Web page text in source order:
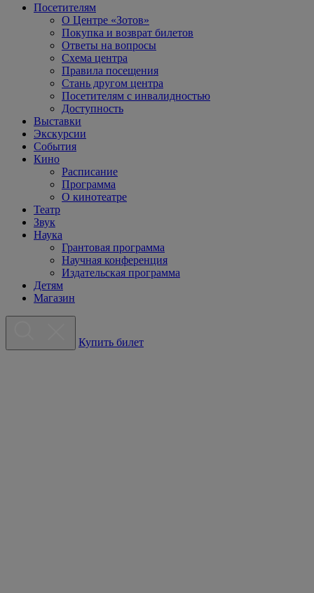
Посетителям
О Центре «Зотов»
Покупка и возврат билетов
Ответы на вопросы
Схема центра
Правила посещения
Стань другом центра
Посетителям с инвалидностью
Доступность
Выставки
Экскурсии
События
Кино
Расписание
Программа
О кинотеатре
Театр
Звук
Наука
Грантовая программа
Научная конференция
Издательская программа
Детям
Магазин
Купить билет